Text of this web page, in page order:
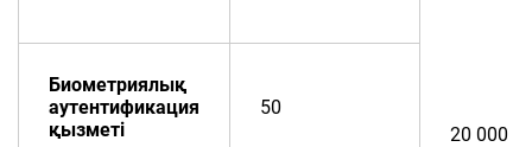
20 000
Биометриялық
аутентификация
қызметі
50